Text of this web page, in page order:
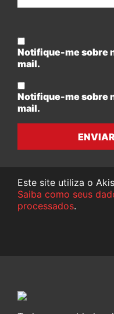
Notifique-me sobre
mail.
Notifique-me sobre
mail.
Este site utiliza o
Saiba como seus
processados.